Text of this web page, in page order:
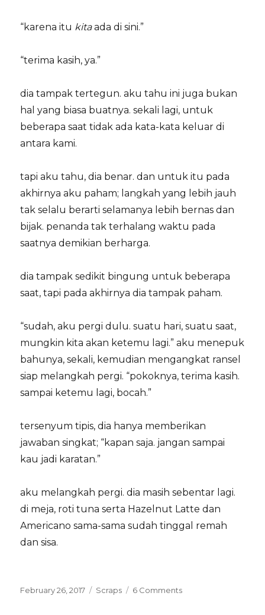
“karena itu kitaada di sini.”
“terima kasih, ya.”
dia tampak tertegun. aku tahu ini juga bukan
hal yang biasa buatnya. sekali lagi, untuk
beberapa saat tidak ada kata-kata keluar di
antara kami.
tapi aku tahu, dia benar. dan untuk itu pada
akhirnya aku paham; langkah yang lebih jauh
tak selalu berarti selamanya lebih bernas dan
bijak. penanda tak terhalang waktu pada
saatnya demikian berharga.
dia tampak sedikit bingung untuk beberapa
saat, tapi pada akhirnya dia tampak paham.
“sudah, aku pergi dulu. suatu hari, suatu saat,
mungkin kita akan ketemu lagi.” aku menepuk
bahunya, sekali, kemudian mengangkat ransel
siap melangkah pergi. “pokoknya, terima kasih.
sampai ketemu lagi, bocah.”
tersenyum tipis, dia hanya memberikan
jawaban singkat; “kapan saja. jangan sampai
kau jadi karatan.”
aku melangkah pergi. dia masih sebentar lagi.
di meja, roti tuna serta Hazelnut Latte dan
Americano sama-sama sudah tinggal remah
dan sisa.
Posted
February 26, 2017 Categories
Scraps 6 Commentson